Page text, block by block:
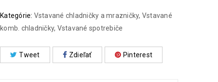
Kategórie: Vstavané chladničky a mrazničky, Vstavané
komb. chladničky, Vstavané spotrebiče
Tweet Zdieľať Pinterest